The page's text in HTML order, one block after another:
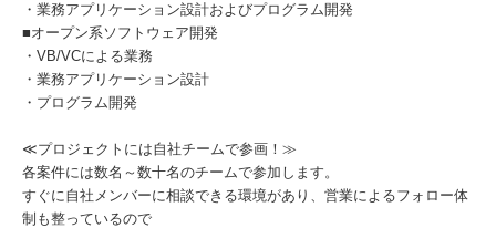
・業務アプリケーション設計およびプログラム開発
■オープン系ソフトウェア開発
・VB/VCによる業務
・業務アプリケーション設計
・プログラム開発
≪プロジェクトには自社チームで参画！≫
各案件には数名～数十名のチームで参加します。
すぐに自社メンバーに相談できる環境があり、営業によるフォロー体
制も整っているので